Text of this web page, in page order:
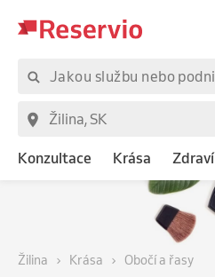
Konzultace Krása Zdraví
Žilina Krása Obočí a řasy